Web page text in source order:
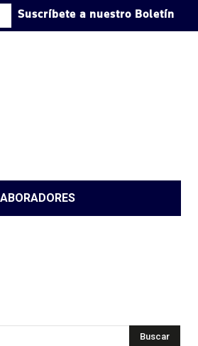
Suscríbete a nuestro Boletín
Buscar